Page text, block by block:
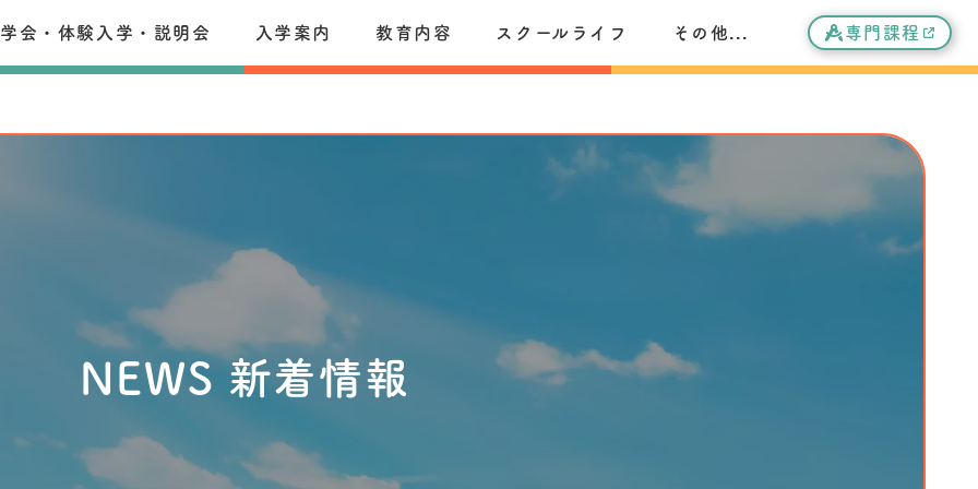
会・体験入学・説明会 入学案内 教育内容 スクールライフ その他... 専門課程
NEWS 新着情報